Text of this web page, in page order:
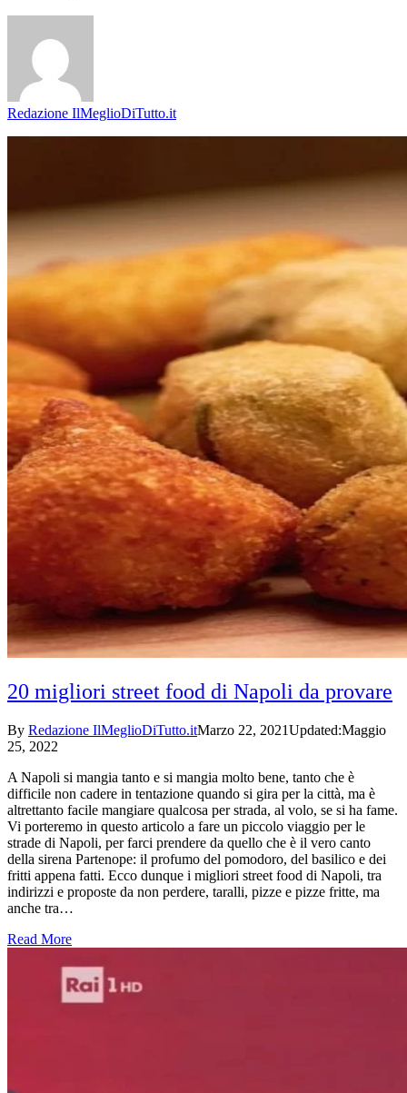
Redazione IlMeglioDiTutto.it
20 migliori street food di Napoli da provare
By Redazione IlMeglioDiTutto.itMarzo 22, 2021Updated:Maggio
25, 2022
A Napoli si mangia tanto e si mangia molto bene, tanto che è
difficile non cadere in tentazione quando si gira per la città, ma è
altrettanto facile mangiare qualcosa per strada, al volo, se si ha fame.
Vi porteremo in questo articolo a fare un piccolo viaggio per le
strade di Napoli, per farci prendere da quello che è il vero canto
della sirena Partenope: il profumo del pomodoro, del basilico e dei
fritti appena fatti. Ecco dunque i migliori street food di Napoli, tra
indirizzi e proposte da non perdere, taralli, pizze e pizze fritte, ma
anche tra…
Read More